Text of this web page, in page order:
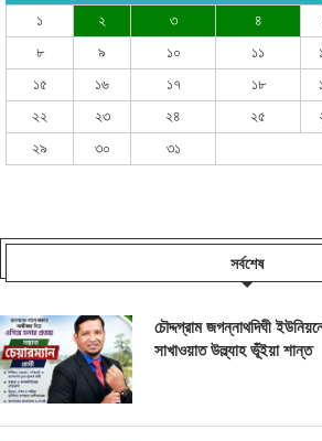
১ ২ ৩ ৪
৮
৯ ১০ ১১
১৫
১৬ ১৭ ১৮
২২
২৩ ২৪ ২৫
২৯
৩০ ৩১
সর্বশেষ
চৌদ্দগ্রাম জগন্নাথদিঘী
সাখাওয়াত উল্ল্যাহ ভূঁইয়া শান্ত